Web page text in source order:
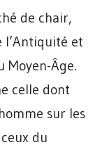
de chair,
l’Antiquité et
Moyen-Âge.
celle dont
sur les
du